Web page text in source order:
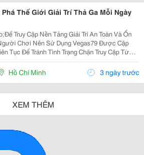
Phá Thế Giới Giải Trí Thả Ga Mỗi Ngày
Truy Cập Nền Tảng Giải Trí An Toàn Và Ổn
Chơi Nên Sử Dụng Vegas79 Được Cập
Tục Để Tránh Tình Trạng Chặn Truy Cập Từ
Các Đường Link Mới Giúp Bạn Đăng Nhập
Vào Game Mượt Mà Và Đảm Bảo Bảo Mật
Hồ Chí Minh 3 ngày trước
XEM THÊM